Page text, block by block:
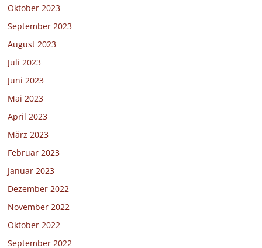
Oktober 2023
September 2023
August 2023
Juli 2023
Juni 2023
Mai 2023
April 2023
März 2023
Februar 2023
Januar 2023
Dezember 2022
November 2022
Oktober 2022
September 2022